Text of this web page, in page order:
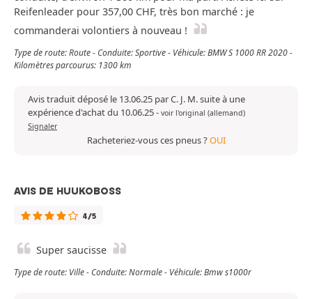
Reifenleader pour 357,00 CHF, très bon marché : je
commanderai volontiers à nouveau !
Type de route: Route - Conduite: Sportive - Véhicule: BMW S 1000 RR 2020 -
Kilomètres parcourus: 1300 km
Avis traduit déposé le 13.06.25 par C. J. M. suite à une
expérience d'achat du 10.06.25- voir l'original (allemand)
Signaler
Racheteriez-vous ces pneus ?OUI
AVIS DE HUUKOBOSS
4/5
Super saucisse
Type de route: Ville - Conduite: Normale - Véhicule: Bmw s1000r